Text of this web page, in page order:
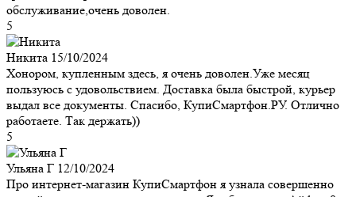
обслуживание,очень доволен.
5
Никита 15/10/2024
Хонором, купленным здесь, я очень доволен.Уже месяц
пользуюсь с удовольствием. Доставка была быстрой, курьер
выдал все документы. Спасибо, КупиСмартфон.РУ. Отлично
работаете. Так держать))
5
Ульяна Г 12/10/2024
Про интернет-магазин КупиСмартфон я узнала совершенно